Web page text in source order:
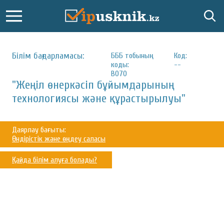
Білім бағдарламасы:
БББ тобының
коды:
B070
Код:
--
"Жеңіл өнеркәсіп бұйымдарының
технологиясы және құрастырылуы"
Даярлау бағыты:
Өндірістік және өңдеу саласы
Қайда білім алуға болады?